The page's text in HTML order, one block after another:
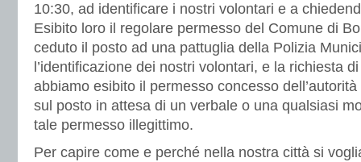
10:30, ad identificare i nostri volontari e a
Esibito loro il regolare permesso del Comune di
ceduto il posto ad una pattuglia della Polizia
l’identificazione dei nostri volontari, e la richiesta
abbiamo esibito il permesso concesso
sul posto in attesa di un verbale o una qualsiasi
tale permesso illegittimo.
Per capire come e perché nella nostra città si